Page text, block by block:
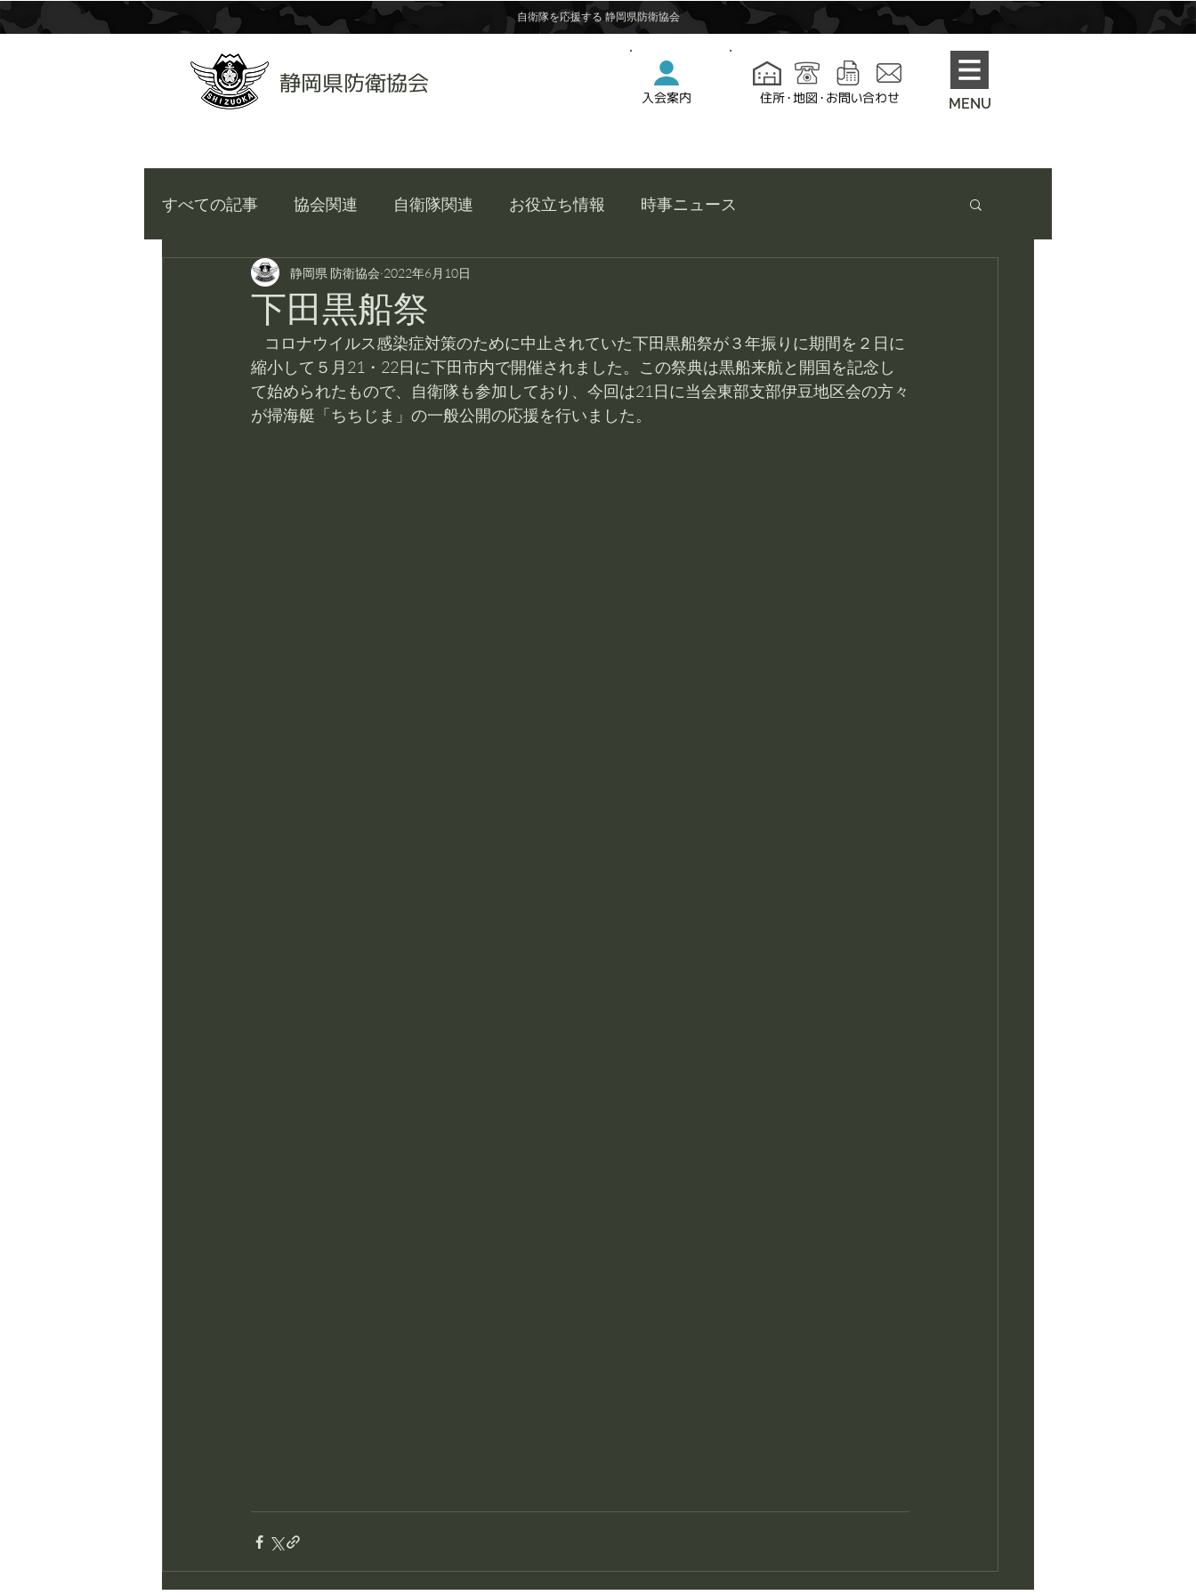
自衛隊を応援する 静岡県防衛協会
​静岡県防衛協会 入会案内 住所・地図・お問い合わせ MENU
すべての記事 協会関連 自衛隊関連 お役立ち情報 時事ニュース
下田黒船祭
静岡県 防衛協会 2022年6月10日
縮小して５月21・22日に下田市内で開催されました。この祭典は黒船来航と開国を記念し
て始められたもので、自衛隊も参加しており、今回は21日に当会東部支部伊豆地区会の方々
が掃海艇「ちちじま」の一般公開の応援を行いました。